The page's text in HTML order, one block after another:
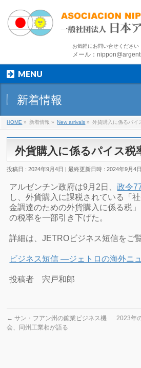
お気軽にお問い合せください
メール：
MENU
新着情報
HOME » 新着情報 » New arrivals » 外貨購入に係るパイ
外貨購入に係るパイス税
投稿日 : 2024年9月4日 最終更新日時 : 2024年9月4日
アルゼンチン政府は9月2日、政令
し、外貨購入に課税されている「
金調達のための外貨購入に係る税」
の税率を一部引き下げた。
詳細は、JETROビジネス短信をご
ビジネス短信 ―ジェトロの海外ニ
投稿者 宍戸和郎
← サン・フアン州の鉱業ビジネス機
会、同州工業相が語る
2023年